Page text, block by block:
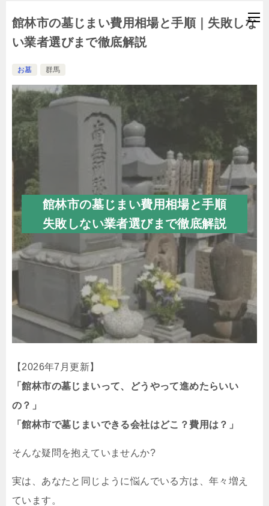
館林市の墓じまい費用相場と手順｜失敗しな
い業者選びまで徹底解説
お墓 群馬
館林市の墓じまい費用相場と手順
失敗しない業者選びまで徹底解説
【2026年7月更新】
「館林市の墓じまいって、どうやって進めたらいい
の？」
「館林市で墓じまいできる会社はどこ？費用は？」
そんな疑問を抱えていませんか?
実は、あなたと同じように悩んでいる方は、年々増え
ています。